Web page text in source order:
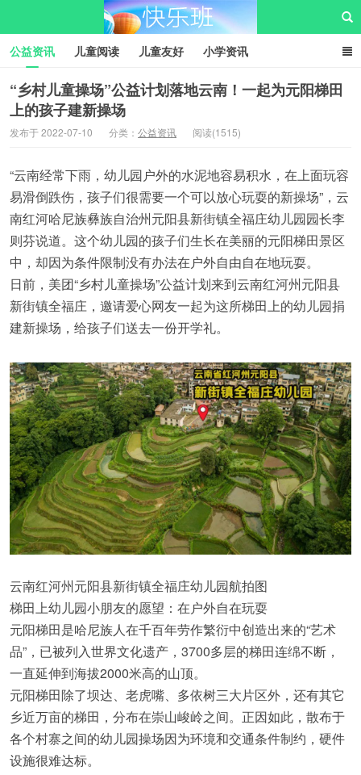
快乐班儿童公益网
公益资讯 儿童阅读 儿童友好 小学资讯
儿童性教育 公益项目 资源中心 儿童发展交流club
儿童树洞心声 i快乐班
“乡村儿童操场”公益计划落地云南！一起为元阳梯田
上的孩子建新操场
发布于 2022-07-10 分类： 公益资讯 阅读(1515)
“云南经常下雨，幼儿园户外的水泥地容易积水，在上面玩容
易滑倒跌伤，孩子们很需要一个可以放心玩耍的新操场”，云
南红河哈尼族彝族自治州元阳县新街镇全福庄幼儿园园长李
则芬说道。这个幼儿园的孩子们生长在美丽的元阳梯田景区
中，却因为条件限制没有办法在户外自由自在地玩耍。
日前，美团“乡村儿童操场”公益计划来到云南红河州元阳县
新街镇全福庄，邀请爱心网友一起为这所梯田上的幼儿园捐
建新操场，给孩子们送去一份开学礼。
云南红河州元阳县新街镇全福庄幼儿园航拍图
梯田上幼儿园小朋友的愿望：在户外自在玩耍
元阳梯田是哈尼族人在千百年劳作繁衍中创造出来的“艺术
品”，已被列入世界文化遗产，3700多层的梯田连绵不断，
一直延伸到海拔2000米高的山顶。
元阳梯田除了坝达、老虎嘴、多依树三大片区外，还有其它
乡近万亩的梯田，分布在崇山峻岭之间。正因如此，散布于
各个村寨之间的幼儿园操场因为环境和交通条件制约，硬件
设施很难达标。